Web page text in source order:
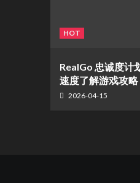
HOT
​RealGo 忠诚度计
速度了解游戏攻略
2026-04-15